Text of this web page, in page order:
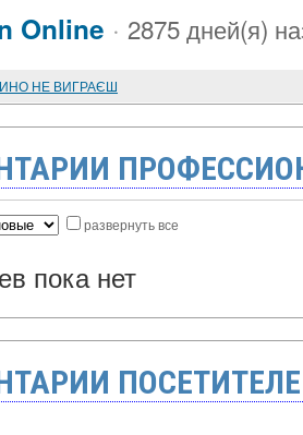
Online · 2875 дней(я)
НЕ ВИГРАЄШ
развернуть все
пока нет